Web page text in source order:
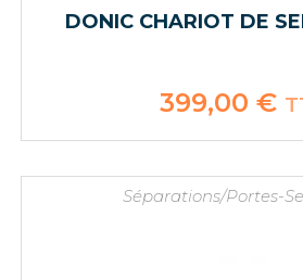
DONIC CHARIOT DE
399,00 €
Séparations/Portes-